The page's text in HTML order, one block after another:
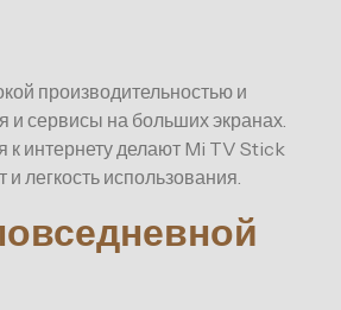
производительностью и
и сервисы на больших экранах.
к интернету делают Mi TV Stick
легкость использования.